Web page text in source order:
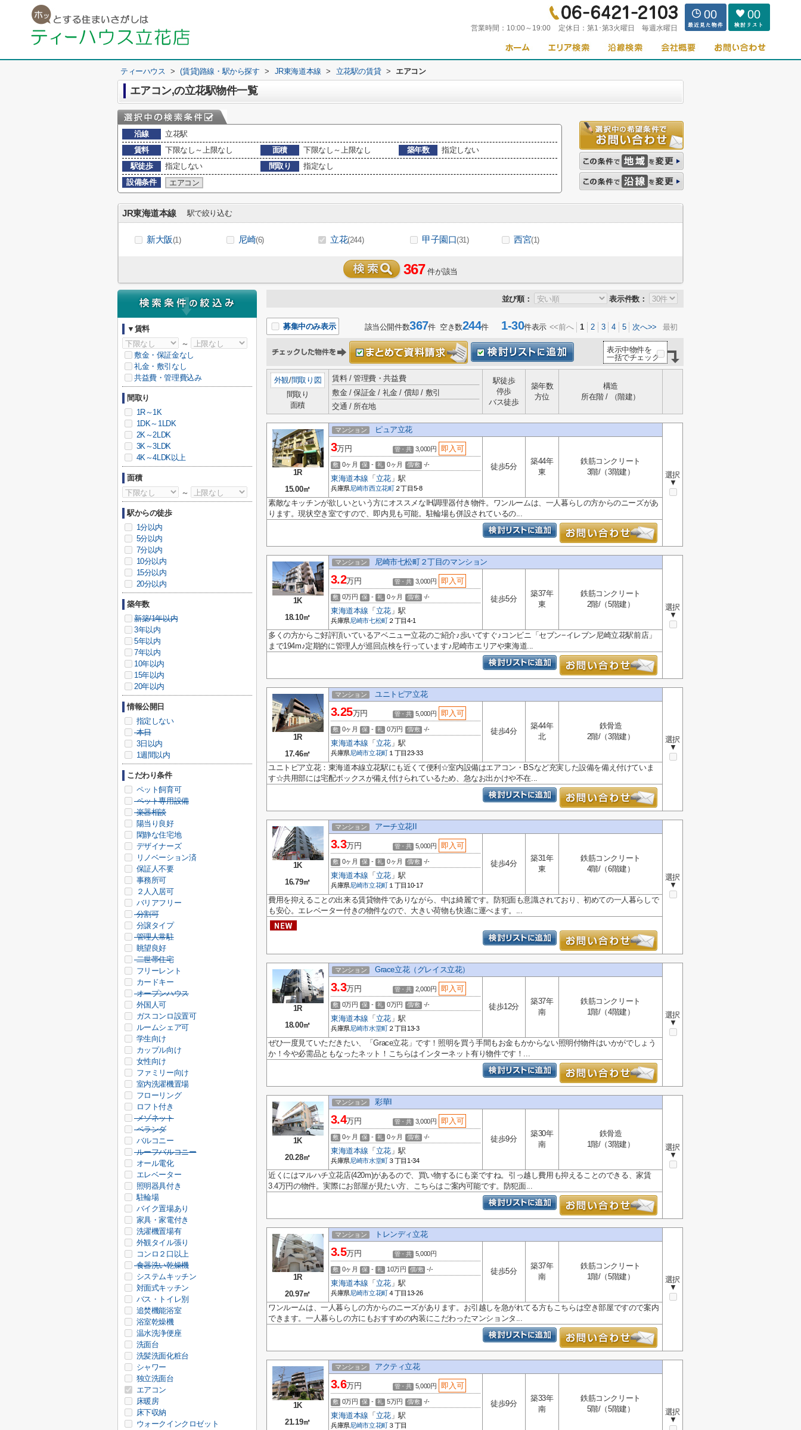
営業時間： 10:00～19:00 定休日： 第1･第3火曜日 毎週水曜日
00 00
ティーハウス > (賃貸)路線・駅から探す > JR東海道本線 > 立花駅の賃貸 > エアコン
エアコン,の立花駅物件一覧
沿線
立花駅
賃料
下限なし～上限なし 面積 下限なし～上限なし 築年数
指定しない
駅徒歩
指定しない 間取り
指定なし
設備条件
エアコン
JR東海道本線 駅で絞り込む
新大阪(1) 尼崎(6) 立花(244) 甲子園口(31) 西宮(1)
367 件が該当
並び順： 表示件数：
募集中のみ表示 該当公開件数367件 空き数244件1-30件表示 <<前へ 1 2 3 4 5 次へ>> 最初
表示中物件を
一括でチェック
外観/間取り図
間取り
面積
賃料 / 管理費・共益費
敷金 / 保証金 / 礼金 / 償却 / 敷引
交通 / 所在地
駅徒歩
停歩
バス徒歩
築年数
方位
構造
所在階 / （階建）
1R
15.00㎡
マンション ピュア立花
選択
▼
3万円 管・共 3,000円 即入可
敷 0ヶ月 保 - 礼 0ヶ月 償/敷 -/-
東海道本線 「 立花」駅
兵庫県尼崎市西立花町 ２丁目5-8
徒歩5分
築44年
東
鉄筋コンクリート
3階/（3階建）
素敵なキッチンが欲しいという方にオススメなIH調理器付き物件。ワンルームは、一人暮らしの方からのニーズがあ
ります。現状空き室ですので、即内見も可能。駐輪場も併設されているの...
1K
18.10㎡
マンション 尼崎市七松町２丁目のマンション
選択
▼
3.2万円 管・共 3,000円 即入可
敷 0万円 保 - 礼 0ヶ月 償/敷 -/-
東海道本線 「 立花」駅
兵庫県尼崎市七松町 ２丁目4-1
徒歩5分
築37年
東
鉄筋コンクリート
2階/（5階建）
多くの方からご好評頂いているアベニュー立花のご紹介♪歩いてすぐ♪コンビニ「セブン−イレブン尼崎立花駅前店」
まで194m♪定期的に管理人が巡回点検を行っています♪尼崎市エリアや東海道...
1R
17.46㎡
マンション ユニトピア立花
選択
▼
3.25万円 管・共 5,000円 即入可
敷 0ヶ月 保 - 礼 0万円 償/敷 -/-
東海道本線 「 立花」駅
兵庫県尼崎市立花町 １丁目23-33
徒歩4分
築44年
北
鉄骨造
2階/（3階建）
ユニトピア立花：東海道本線立花駅にも近くて便利☆室内設備はエアコン・BSなど充実した設備を備え付けていま
す☆共用部には宅配ボックスが備え付けられているため、急なお出かけや不在...
1K
16.79㎡
マンション アーチ立花II
選択
▼
3.3万円 管・共 5,000円 即入可
敷 0ヶ月 保 - 礼 0ヶ月 償/敷 -/-
東海道本線 「 立花」駅
兵庫県尼崎市立花町 １丁目10-17
徒歩4分
築31年
東
鉄筋コンクリート
4階/（6階建）
費用を抑えることの出来る賃貸物件でありながら、中は綺麗です。防犯面も意識されており、初めての一人暮らしで
も安心。エレベーター付きの物件なので、大きい荷物も快適に運べます。...
1R
18.00㎡
マンション Grace立花（グレイス立花）
選択
▼
3.3万円 管・共 2,000円 即入可
敷 0万円 保 - 礼 0万円 償/敷 -/-
東海道本線 「 立花」駅
兵庫県尼崎市水堂町 ２丁目13-3
徒歩12分
築37年
南
鉄筋コンクリート
1階/（4階建）
ぜひ一度見ていただきたい、「Grace立花」です！照明を買う手間もお金もかからない照明付物件はいかがでしょう
か！今や必需品ともなったネット！こちらはインターネット有り物件です！...
1K
20.28㎡
マンション 彩華I
選択
▼
3.4万円 管・共 3,000円 即入可
敷 0ヶ月 保 - 礼 0ヶ月 償/敷 -/-
東海道本線 「 立花」駅
兵庫県尼崎市水堂町 ３丁目1-34
徒歩9分
築30年
南
鉄骨造
1階/（3階建）
近くにはマルハチ立花店(420m)があるので、買い物するにも楽ですね。引っ越し費用も抑えることのできる、家賃
3.4万円の物件。実際にお部屋が見たい方、こちらはご案内可能です。防犯面...
1R
20.97㎡
マンション トレンディ立花
選択
▼
3.5万円 管・共 5,000円
敷 0ヶ月 保 - 礼 10万円 償/敷 -/-
東海道本線 「 立花」駅
兵庫県尼崎市立花町 ４丁目13-26
徒歩5分
築37年
南
鉄筋コンクリート
1階/（5階建）
ワンルームは、一人暮らしの方からのニーズがあります。お引越しを急がれてる方もこちらは空き部屋ですので案内
できます。一人暮らしの方にもおすすめの内装にこだわったマンションタ...
1K
21.19㎡
マンション アクティ立花
選択
▼
3.6万円 管・共 5,000円 即入可
敷 0万円 保 - 礼 5万円 償/敷 -/-
東海道本線 「 立花」駅
兵庫県尼崎市立花町 ３丁目
徒歩9分
築33年
南
鉄筋コンクリート
5階/（5階建）
▼賃料
～
敷金・保証金なし
礼金・敷引なし
共益費・管理費込み
間取り
1R～1K
1DK～1LDK
2K～2LDK
3K～3LDK
4K～4LDK以上
面積
～
駅からの徒歩
1分以内
5分以内
7分以内
10分以内
15分以内
20分以内
築年数
新築/1年以内
3年以内
5年以内
7年以内
10年以内
15年以内
20年以内
情報公開日
指定しない
本日
3日以内
1週間以内
こだわり条件
ペット飼育可
ペット専用設備
楽器相談
陽当り良好
閑静な住宅地
デザイナーズ
リノベーション済
保証人不要
事務所可
２人入居可
バリアフリー
分割可
分譲タイプ
管理人常駐
眺望良好
二世帯住宅
フリーレント
カードキー
オープンハウス
外国人可
ガスコンロ設置可
ルームシェア可
学生向け
カップル向け
女性向け
ファミリー向け
室内洗濯機置場
フローリング
ロフト付き
メゾネット
ベランダ
バルコニー
ルーフバルコニー
オール電化
エレベーター
照明器具付き
駐輪場
バイク置場あり
家具・家電付き
洗濯機置場有
外観タイル張り
コンロ２口以上
食器洗い乾燥機
システムキッチン
対面式キッチン
バス・トイレ別
追焚機能浴室
浴室乾燥機
温水洗浄便座
洗面台
洗髪洗面化粧台
シャワー
独立洗面台
エアコン
床暖房
床下収納
ウォークインクロゼット